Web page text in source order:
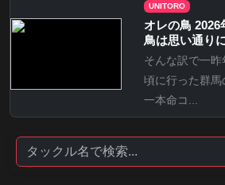
UNITORO
オレの鳥 2026
鳥は思い通り
そんな訳で一昨
頃に行った群
一本命コ...